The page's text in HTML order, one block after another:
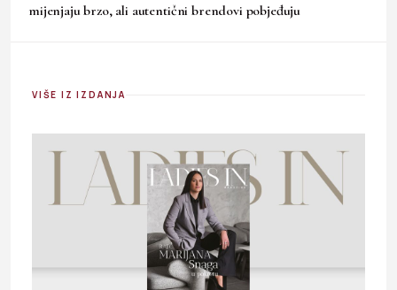
mijenjaju brzo, ali autentični brendovi pobjeđuju
VIŠE IZ IZDANJA